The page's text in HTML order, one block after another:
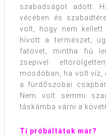
szabadságot adott.
vécében és
volt, hogy nem kellett
hívott a természet,
fatövet, mintha fiú
zsepivel
mosdóban, ha volt víz,
a fürdőszobai
Nem volt semmi
táskámba várni a
Ti próbáltátok már?